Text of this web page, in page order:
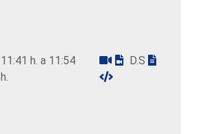
11:41 h. a 11:54
h.
D.S